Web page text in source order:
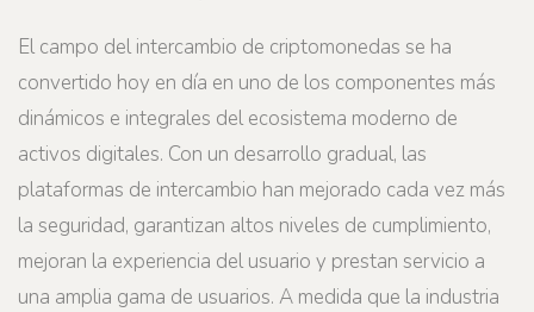
El campo del intercambio de criptomonedas se ha
convertido hoy en día en uno de los componentes más
dinámicos e integrales del ecosistema moderno de
activos digitales. Con un desarrollo gradual, las
plataformas de intercambio han mejorado cada vez más
la seguridad, garantizan altos niveles de cumplimiento,
mejoran la experiencia del usuario y prestan servicio a
una amplia gama de usuarios. A medida que la industria